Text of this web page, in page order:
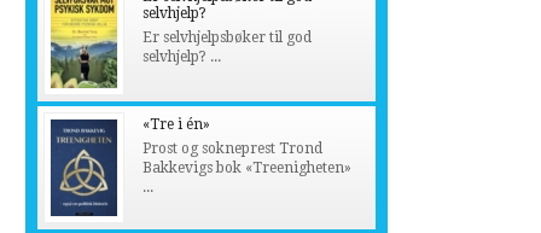
selvhjelp?
Er selvhjelpsbøker til god
selvhjelp? ...
«Tre i én»
Prost og sokneprest Trond
Bakkevigs bok «Treenigheten»
...